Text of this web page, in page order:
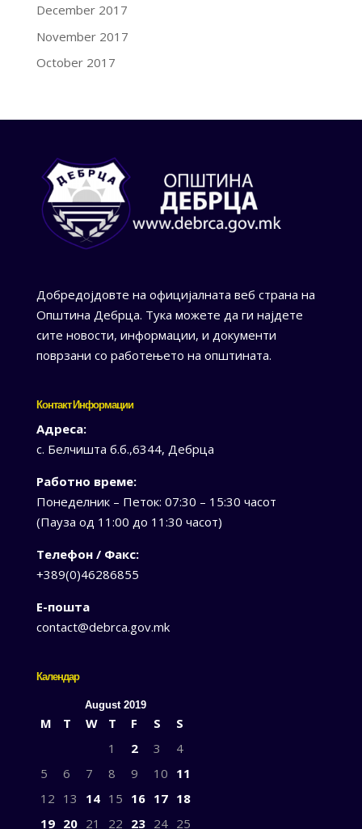
December 2017
November 2017
October 2017
Добредојдовте на официјалната веб страна на
Општина Дебрца. Тука можете да ги најдете
сите новости, информации, и документи
поврзани со работењето на општината.
Контакт Информации
Адреса:
с. Белчишта б.б.,6344, Дебрца
Работно време:
Понеделник – Петок: 07:30 – 15:30 часот
(Пауза од 11:00 до 11:30 часот)
Телефон / Факс:
+389(0)46286855
Е-пошта
contact@debrca.gov.mk
Календар
August 2019
M T W T F S
S
1
2 3
4
5
6 7 8 9 10 11
12 13 14 15 16 17 18
19 20 21 22 23 24 25